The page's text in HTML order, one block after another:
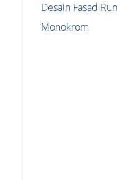
Desain Fasad
Monokrom